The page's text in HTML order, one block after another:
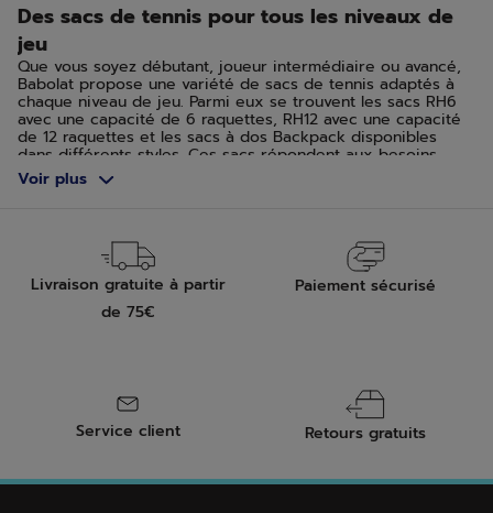
Des sacs de tennis pour tous les niveaux de
jeu
Que vous soyez débutant, joueur intermédiaire ou avancé,
Babolat propose une variété de sacs de tennis adaptés à
chaque niveau de jeu. Parmi eux se trouvent les sacs RH6
avec une capacité de 6 raquettes, RH12 avec une capacité
de 12 raquettes et les sacs à dos Backpack disponibles
dans différents styles. Ces sacs répondent aux besoins
spécifiques des joueurs en offrant un espace de rangement
adéquat pour les raquettes, les vêtements et les
un transport avec confort et style, peu importe son niveau
Des sacs de tennis faciles à transporter
Lorsqu'il s'agit de transporter votre équipement de tennis,
ou à pied, les sacs Babolat offrent la flexibilité et la
fonctionnalité nécessaire pour faciliter vos déplacements.
Les sacs RH6, RH12 et les sacs à dos sont conçus pour vous
accompagner partout avec aisance. Peu importe le mode
offrent la praticité et la protection dont vous avez besoin
Voir plus
Livraison gratuite à partir
de 75€
Paiement sécurisé
Service client Retours gratuits